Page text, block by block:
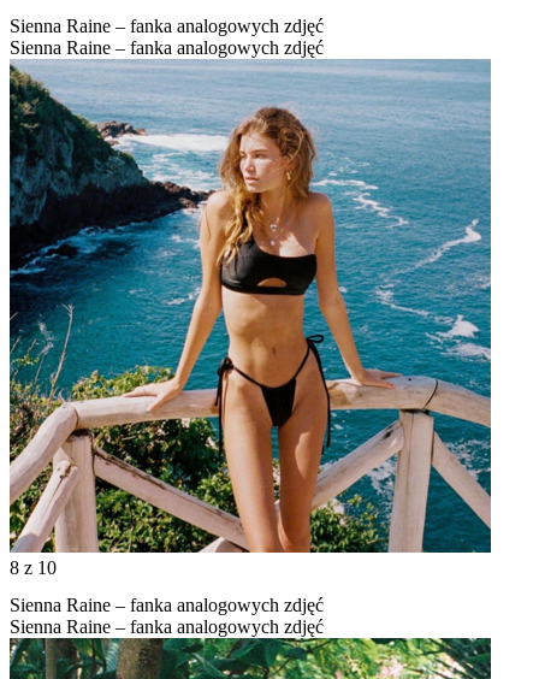
Sienna Raine – fanka analogowych zdjęć
Sienna Raine – fanka analogowych zdjęć
8 z 10
Sienna Raine – fanka analogowych zdjęć
Sienna Raine – fanka analogowych zdjęć